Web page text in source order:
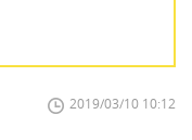
2019/03/10 10:12